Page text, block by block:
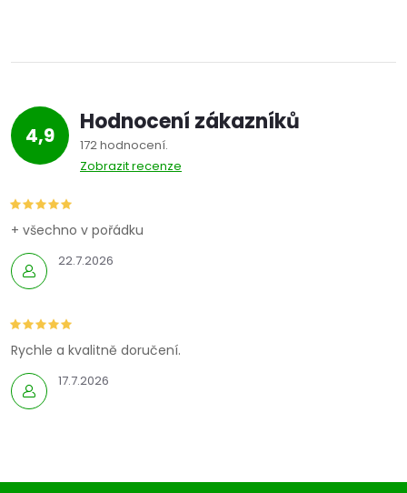
4,9 Hodnocení zákazníků
172 hodnocení
Zobrazit recenze
22.7.2026
+ všechno v pořádku
17.7.2026
Rychle a kvalitně doručení.